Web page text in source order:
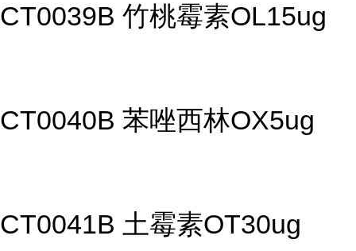
CT0039B 竹桃霉素OL15ug
CT0040B 苯唑西林OX5ug
CT0041B 土霉素OT30ug